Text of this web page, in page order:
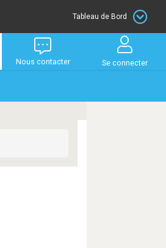
Tableau de Bord
Nous contacter Se connecter